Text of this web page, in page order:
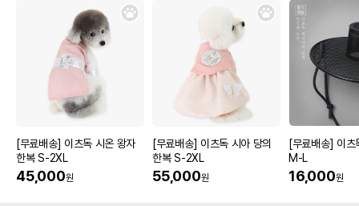
[무료배송] 이츠독 시온 왕자
한복 S-2XL
45,000원
[무료배송] 이츠독 시아 당의
한복 S-2XL
55,000원
[무료배송] 이츠
M-L
16,000원